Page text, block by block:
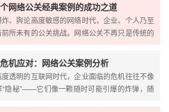
网络公关经典案例的成功之道
、舆论高度敏感的网络时代，企业、个人乃至
所未有的公关挑战。网络公关不再只是传统的
而是一个融合传播策略、情绪管理、危机应
机应对：网络公关案例分析
透明的互联网时代，企业面临的危机往往不像
“隐秘”——它们像一颗随时可能引爆的炸弹，随